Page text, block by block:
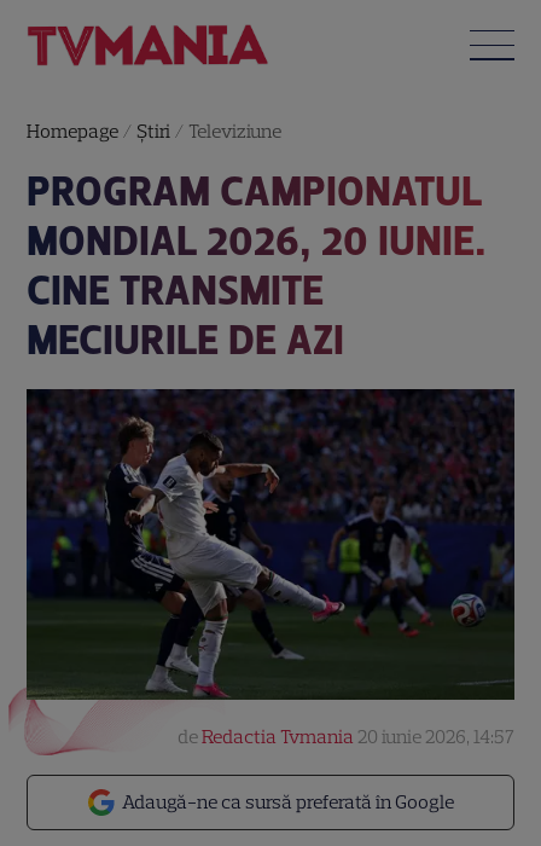
Homepage / Știri / Televiziune
PROGRAM CAMPIONATUL
MONDIAL 2026, 20 IUNIE.
CINE TRANSMITE
MECIURILE DE AZI
Adaugă-ne ca sursă preferată în Google
deRedactia Tvmania 20 iunie 2026, 14:57